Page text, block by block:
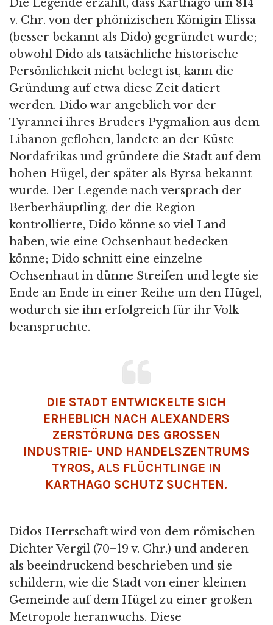
Die Legende erzählt, dass Karthago um 814
v. Chr. von der phönizischen Königin Elissa
(besser bekannt als Dido) gegründet wurde;
obwohl Dido als tatsächliche historische
Persönlichkeit nicht belegt ist, kann die
Gründung auf etwa diese Zeit datiert
werden. Dido war angeblich vor der
Tyrannei ihres Bruders Pygmalion aus dem
Libanon geflohen, landete an der Küste
Nordafrikas und gründete die Stadt auf dem
hohen Hügel, der später als Byrsa bekannt
wurde. Der Legende nach versprach der
Berberhäuptling, der die Region
kontrollierte, Dido könne so viel Land
haben, wie eine Ochsenhaut bedecken
könne; Dido schnitt eine einzelne
Ochsenhaut in dünne Streifen und legte sie
Ende an Ende in einer Reihe um den Hügel,
wodurch sie ihn erfolgreich für ihr Volk
beanspruchte.
DIE STADT ENTWICKELTE SICH
ERHEBLICH NACH ALEXANDERS
ZERSTÖRUNG DES GROSSEN I
NDUSTRIE- UND HANDELSZENTRUMS T
YROS, ALS FLÜCHTLINGE IN K
ARTHAGO SCHUTZ SUCHTEN.
Didos Herrschaft wird von dem römischen
Dichter Vergil (70–19 v. Chr.) und anderen
als beeindruckend beschrieben und sie
schildern, wie die Stadt von einer kleinen
Gemeinde auf dem Hügel zu einer großen
Metropole heranwuchs. Diese